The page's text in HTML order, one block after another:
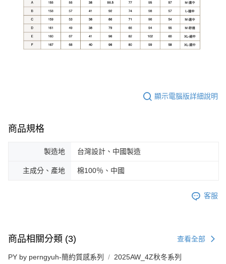
顯示電腦版詳細說明
商品規格
製造地 台灣設計、中國製造
主成分、產地 棉100％、中國
客服
商品相關分類 (3) 查看全部
PY by perngyuh-簡約質感系列 2025AW_4Z秋冬系列